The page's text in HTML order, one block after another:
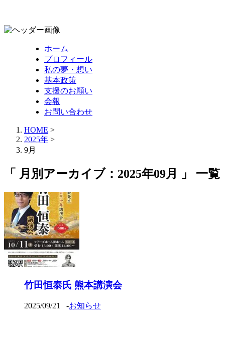
ホーム
プロフィール
私の夢・想い
基本政策
支援のお願い
会報
お問い合わせ
HOME >
2025年 >
9月
「 月別アーカイブ：2025年09月 」 一覧
竹田恒泰氏 熊本講演会
2025/09/21 -お知らせ